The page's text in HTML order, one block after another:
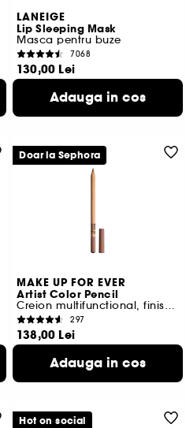
LANEIGE
Lip Sleeping Mask
Masca pentru buze
7068
130,00 Lei
650,00 Lei
4 variante disponibile
Adauga in cos
MAKE UP FOR EVER
Artist Color Pencil
Creion multifunctional, finisaj mat sau stralucitor
297
138,00 Lei
9.787,23 Lei
15 variante disponibile
Adauga in cos
Doar la Sephora
Hot on social